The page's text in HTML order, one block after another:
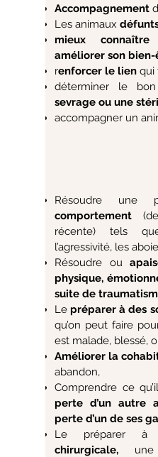
Résoudre une
comportement
récente) tels
l’agressivité, les
Résoudre ou
physique,
suite de
Lepréparer à des
qu’on peut faire
est malade, blessé,
Améliorer la
abandon,
Comprendre ce
perte d’un autre
perte d’un de ses
Le préparer
chirurgicale, une
Accompagnement
Les animaux
mieux connaître
améliorer son
renforcer le lien qui
déterminer le
sevrage ou une
accompagner un